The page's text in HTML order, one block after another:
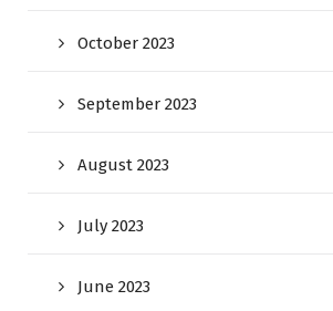
October 2023
September 2023
August 2023
July 2023
June 2023